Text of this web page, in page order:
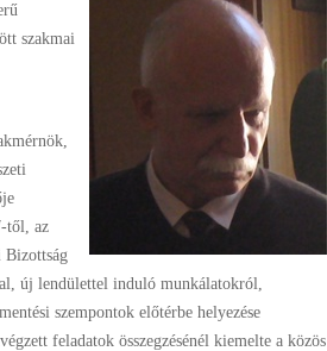
szakmai
től, az
Bizottság
új lendülettel induló munkálatokról,
szempontok előtérbe helyezése
feladatok összegzésénél kiemelte a közös